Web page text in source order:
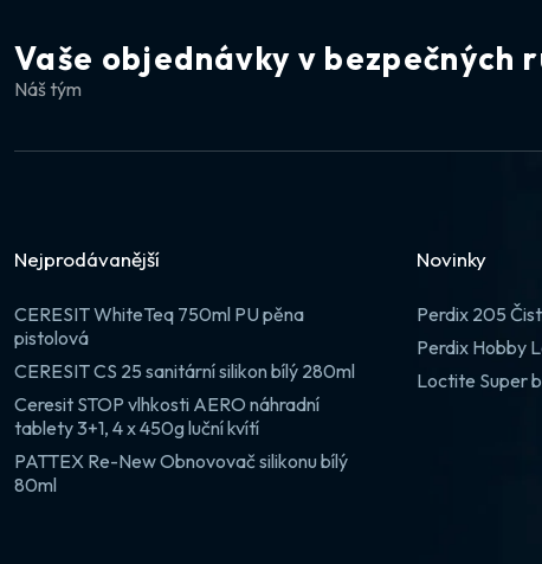
Vaše objednávky v bezpečných
Náš tým
Nejprodávanější
CERESIT WhiteTeq 750ml PU pěna
pistolová
CERESIT CS 25 sanitární silikon bílý 280ml
Ceresit STOP vlhkosti AERO náhradní
tablety 3+1, 4 x 450g luční kvítí
PATTEX Re-New Obnovovač silikonu bílý
80ml
Novinky
Perdix 205
Perdix Hobby
Loctite Super